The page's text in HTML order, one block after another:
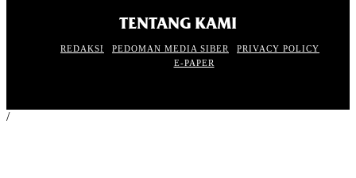
TENTANG KAMI
REDAKSI PEDOMAN MEDIA SIBER
PRIVACY POLICY
E-PAPER
/